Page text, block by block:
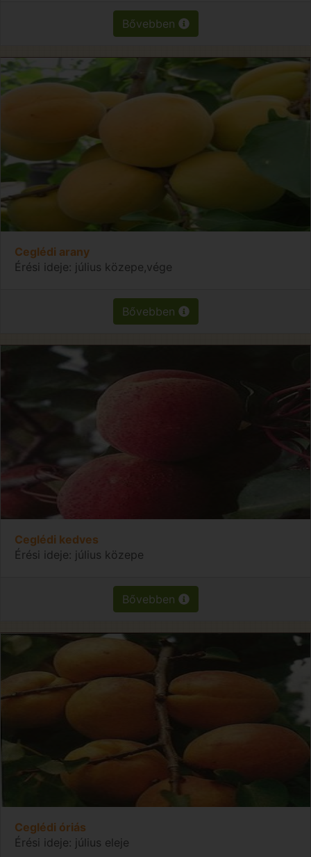
Bővebben
Ceglédi arany
Érési ideje: július közepe,vége
Bővebben
Ceglédi kedves
Érési ideje: július közepe
Bővebben
Ceglédi óriás
Érési ideje: július eleje